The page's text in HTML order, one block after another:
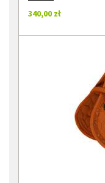
340,00 zł